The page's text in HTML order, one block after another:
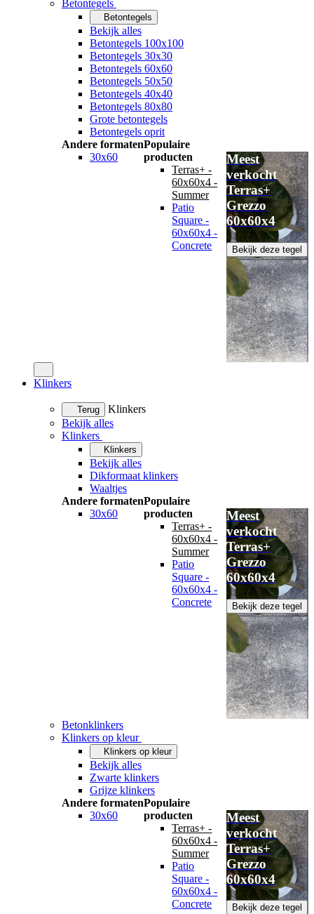
Betontegels
Betontegels
Bekijk alles
Betontegels 100x100
Betontegels 30x30
Betontegels 60x60
Betontegels 50x50
Betontegels 40x40
Betontegels 80x80
Grote betontegels
Betontegels oprit
Andere formaten
30x60
Populaire
producten
Terras+ -
60x60x4 -
Summer
Patio
Square -
60x60x4 -
Concrete
Meest
verkocht
Terras+
Grezzo
60x60x4
Bekijk deze tegel
Klinkers
Terug
Klinkers
Bekijk alles
Klinkers
Klinkers
Bekijk alles
Dikformaat klinkers
Waaltjes
Andere formaten
30x60
Populaire
producten
Terras+ -
60x60x4 -
Summer
Patio
Square -
60x60x4 -
Concrete
Meest
verkocht
Terras+
Grezzo
60x60x4
Bekijk deze tegel
Betonklinkers
Klinkers op kleur
Klinkers op kleur
Bekijk alles
Zwarte klinkers
Grijze klinkers
Andere formaten
30x60
Populaire
producten
Terras+ -
60x60x4 -
Summer
Patio
Square -
60x60x4 -
Concrete
Meest
verkocht
Terras+
Grezzo
60x60x4
Bekijk deze tegel